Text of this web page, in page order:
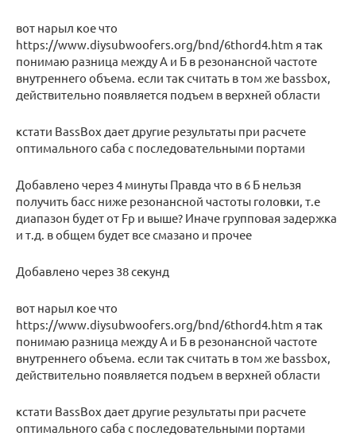
вот нарыл кое что
https://www.diysubwoofers.org/bnd/6thord4.htm я так
понимаю разница между А и Б в резонансной частоте
внутреннего объема. если так считать в том же bassbox,
действительно появляется подъем в верхней области
кстати BassBox дает другие результаты при расчете
оптимального саба c последовательными портами
Добавлено через 4 минуты Правда что в 6 Б нельзя
получить басс ниже резонансной частоты головки, т.е
диапазон будет от Fр и выше? Иначе групповая задержка
и т.д. в общем будет все смазано и прочее
Добавлено через 38 секунд
вот нарыл кое что
https://www.diysubwoofers.org/bnd/6thord4.htm я так
понимаю разница между А и Б в резонансной частоте
внутреннего объема. если так считать в том же bassbox,
действительно появляется подъем в верхней области
кстати BassBox дает другие результаты при расчете
оптимального саба c последовательными портами